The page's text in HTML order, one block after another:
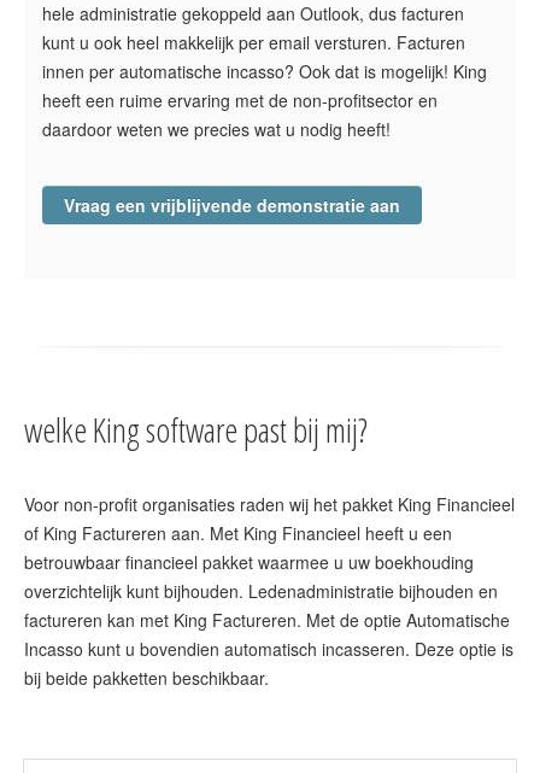
hele administratie gekoppeld aan Outlook, dus facturen
kunt u ook heel makkelijk per email versturen. Facturen
innen per automatische incasso? Ook dat is mogelijk! King
heeft een ruime ervaring met de non-profitsector en
daardoor weten we precies wat u nodig heeft!
Vraag een vrijblijvende demonstratie aan
welke King software past bij mij?
Voor non-profit organisaties raden wij het pakket King Financieel
of King Factureren aan. Met King Financieel heeft u een
betrouwbaar financieel pakket waarmee u uw boekhouding
overzichtelijk kunt bijhouden. Ledenadministratie bijhouden en
factureren kan met King Factureren. Met de optie Automatische
Incasso kunt u bovendien automatisch incasseren. Deze optie is
bij beide pakketten beschikbaar.